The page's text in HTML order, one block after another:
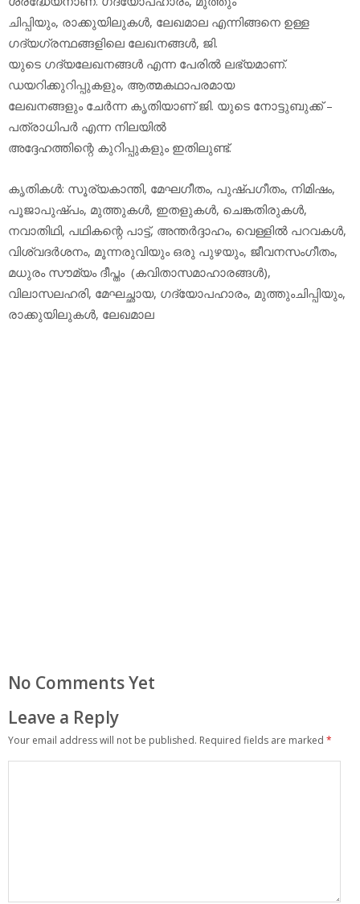
ചിപ്പിയും, രാക്കുയിലുകള്‍, ലേഖമാല എന്നിങ്ങനെ ഉള്ള
ഗദ്യഗ്രന്ഥങ്ങളിലെ ലേഖനങ്ങള്‍, ജി.
യുടെ ഗദ്യലേഖനങ്ങള്‍ എന്ന പേരില്‍ ലഭ്യമാണ്.
ഡയറിക്കുറിപ്പുകളും, ആത്മകഥാപരമായ
ലേഖനങ്ങളും ചേര്‍ന്ന കൃതിയാണ് ജി. യുടെ നോട്ടുബുക്ക് –
പത്രാധിപര്‍ എന്ന നിലയില്‍
അദ്ദേഹത്തിന്റെ കുറിപ്പുകളും ഇതിലുണ്ട്.
കൃതികള്‍: സൂര്യകാന്തി, മേഘഗീതം, പുഷ്പഗീതം, നിമിഷം,
പൂജാപുഷ്പം, മുത്തുകള്‍, ഇതളുകള്‍, ചെങ്കതിരുകള്‍,
നവാതിഥി, പഥികന്റെ പാട്ട്, അന്തര്‍ദ്ദാഹം, വെള്ളില്‍ പറവകള്‍,
വിശ്വദര്‍ശനം, മൂന്നരുവിയും ഒരു പുഴയും, ജീവനസംഗീതം,
മധുരം സൗമ്യം ദീപ്തം (കവിതാസമാഹാരങ്ങള്‍),
വിലാസലഹരി, മേഘച്ഛായ, ഗദ്യോപഹാരം, മുത്തുംചിപ്പിയും,
രാക്കുയിലുകള്‍, ലേഖമാല
No Comments Yet
Leave a Reply
Your email address will not be published. Required fields are marked *